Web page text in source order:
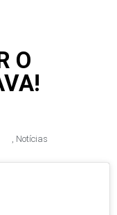
O
, Notícias